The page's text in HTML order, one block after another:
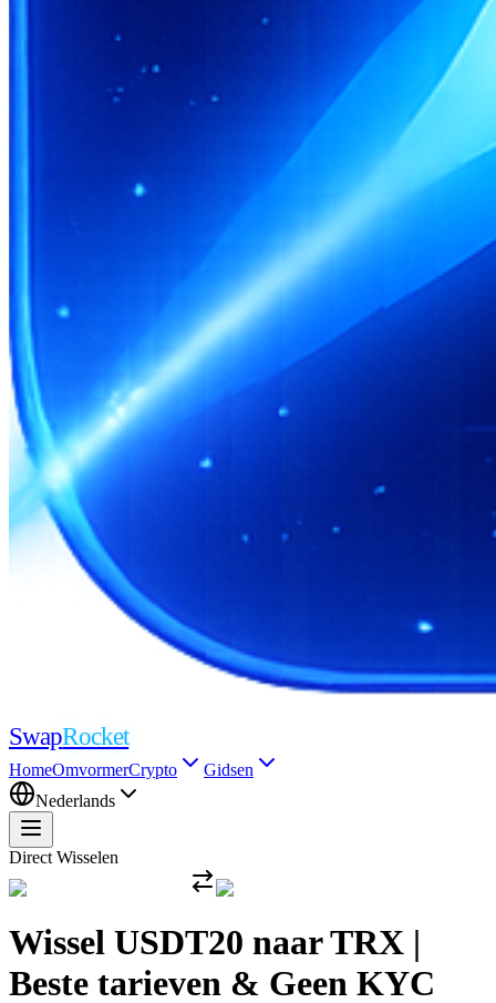
SwapRocket
HomeOmvormerCrypto
Gidsen
Nederlands
Direct Wisselen
Wissel USDT20 naar TRX |
Beste tarieven & Geen KYC